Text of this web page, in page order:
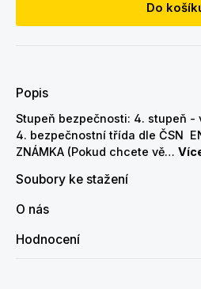
Do
Popis
Stupeň bezpečnosti: 4. stupeň -
4. bezpečnostní třída dle ČSN
ZNÁMKA (Pokud chcete vě…
Soubory ke stažení
O nás
Hodnocení